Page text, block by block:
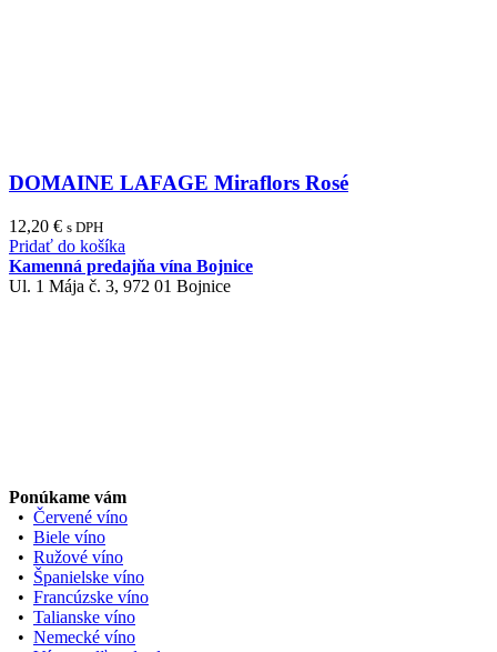
DOMAINE LAFAGE Miraflors Rosé
12,20 € s DPH
Pridať do košíka
Kamenná predajňa vína Bojnice
Ul. 1 Mája č. 3, 972 01 Bojnice
Ponúkame vám
• Červené víno
• Biele víno
• Ružové víno
• Španielske víno
• Francúzske víno
• Talianske víno
• Nemecké víno